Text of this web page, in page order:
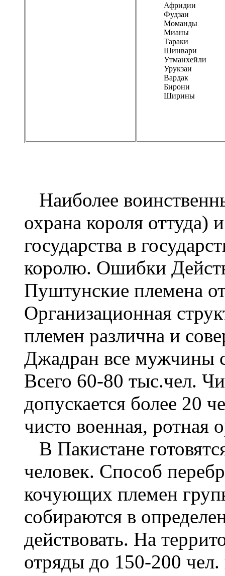
Афридии
Фудзаи
Моманды
Мианы
Тараки
Шинвари
Утманхейли
Урукзаи
Вардак
Бирони
Ширины
Наиболее
охрана короля оттуда)
государства в
королю. Ошибки
Пуштунские племена
Организационная
племен различна и
Джадран все мужчины
Всего 60-80 тыс.чел.
допускается более 20
чисто военная, ротная
В Пакистане
человек. Способ
кочующих племен
собираются в
действовать. На
отряды до 150-200